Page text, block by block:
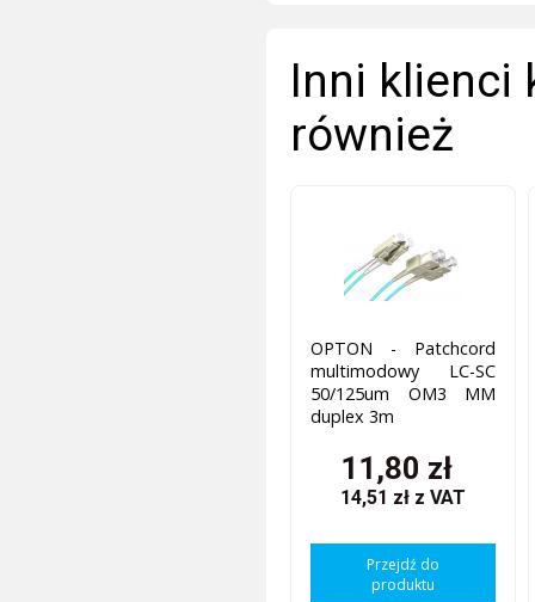
Inni klienci
również
OPTON - Patchcord
multimodowy LC-SC
50/125um OM3 MM
duplex 3m
11,80 zł
14,51 zł z VAT
Przejdź do
produktu